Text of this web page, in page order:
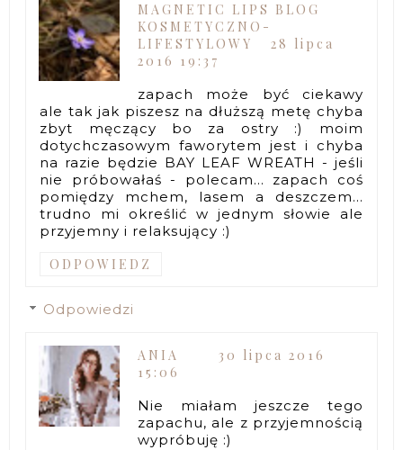
MAGNETIC LIPS BLOG
KOSMETYCZNO-
LIFESTYLOWY
28 lipca
2016 19:37
zapach może być ciekawy
ale tak jak piszesz na dłuższą metę chyba
zbyt męczący bo za ostry :) moim
dotychczasowym faworytem jest i chyba
na razie będzie BAY LEAF WREATH - jeśli
nie próbowałaś - polecam... zapach coś
pomiędzy mchem, lasem a deszczem...
trudno mi określić w jednym słowie ale
przyjemny i relaksujący :)
ODPOWIEDZ
Odpowiedzi
ANIA
30 lipca 2016
15:06
Nie miałam jeszcze tego
zapachu, ale z przyjemnością
wypróbuję :)